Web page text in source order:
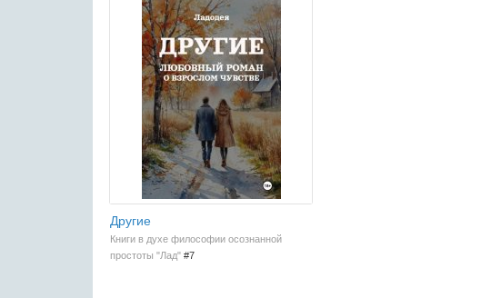
Другие
Книги в духе философии осознанной
простоты "Лад" #7